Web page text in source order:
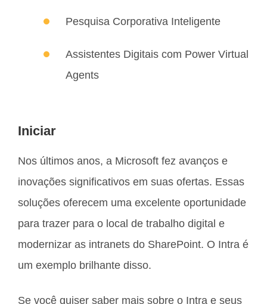
Pesquisa Corporativa Inteligente
Assistentes Digitais com Power Virtual
Agents
Iniciar
Nos últimos anos, a Microsoft fez avanços e
inovações significativos em suas ofertas. Essas
soluções oferecem uma excelente oportunidade
para trazer para o local de trabalho digital e
modernizar as intranets do SharePoint. O Intra é
um exemplo brilhante disso.
Se você quiser saber mais sobre o Intra e seus